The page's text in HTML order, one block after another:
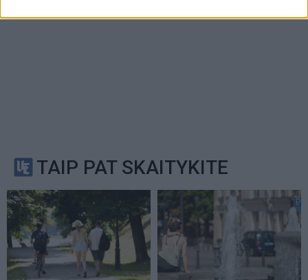
TAIP PAT SKAITYKITE